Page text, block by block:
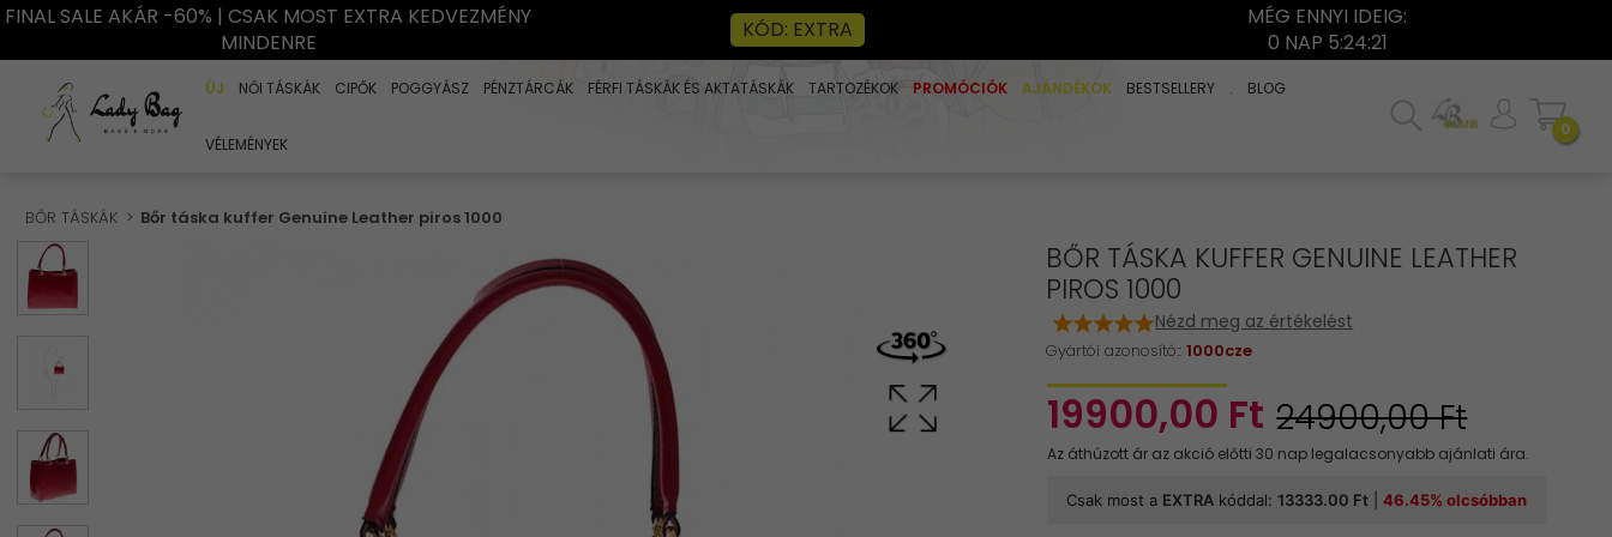
FINAL SALE AKÁR -60% | CSAK MOST EXTRA KEDVEZMÉNY
MINDENRE
KÓD: EXTRA
MÉG ENNYI IDEIG:
0 NAP 5:24:20
ÚJ NŐI TÁSKÁK CIPŐK POGGYÁSZ PÉNZTÁRCÁK FÉRFI TÁSKÁK ÉS AKTATÁSKÁK TARTOZÉKOK PROMÓCIÓK AJÁNDÉKOK BESTSELLERY . BLOG
VÉLEMÉNYEK
0
BŐR TÁSKÁK Bőr táska kuffer Genuine Leather piros 1000
BŐR TÁSKA KUFFER GENUINE LEATHER
PIROS 1000
Gyártói azonosító::1000cze
Nézd meg az értékelést
19900,00 Ft 24900,00 Ft